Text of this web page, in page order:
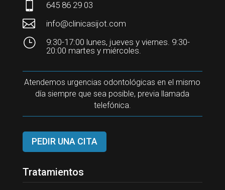
 645 86 29 03
 info@clinicasijot.com
}
9:30-17:00 lunes, jueves y viernes. 9:30-
20:00 martes y miércoles.
Atendemos urgencias odontológicas en el mismo
día siempre que sea posible, previa llamada
telefónica.
PEDIR UNA CITA
Tratamientos